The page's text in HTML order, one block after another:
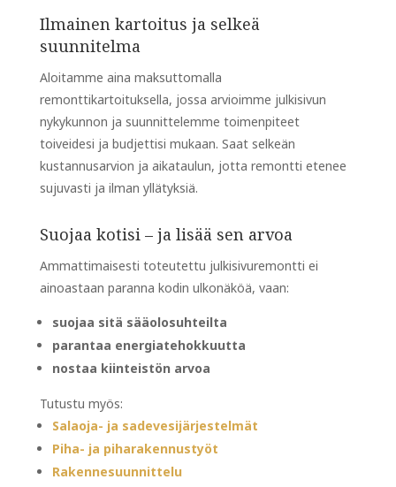
Ilmainen kartoitus ja selkeä
suunnitelma
Aloitamme aina maksuttomalla
remonttikartoituksella, jossa arvioimme julkisivun
nykykunnon ja suunnittelemme toimenpiteet
toiveidesi ja budjettisi mukaan. Saat selkeän
kustannusarvion ja aikataulun, jotta remontti etenee
sujuvasti ja ilman yllätyksiä.
Suojaa kotisi – ja lisää sen arvoa
Ammattimaisesti toteutettu julkisivuremontti ei
ainoastaan paranna kodin ulkonäköä, vaan:
suojaa sitä sääolosuhteilta
parantaa energiatehokkuutta
nostaa kiinteistön arvoa
Tutustu myös:
Salaoja- ja sadevesijärjestelmät
Piha- ja piharakennustyöt
Rakennesuunnittelu